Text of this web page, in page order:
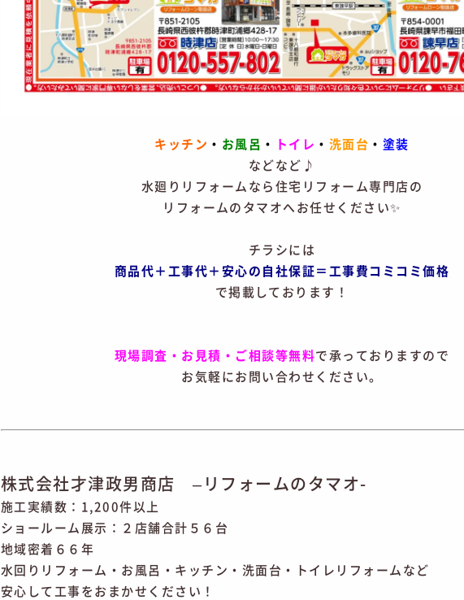
キッチン ・ お風呂 ・ トイレ ・ 洗面台 ・ 塗装
などなど♪
水廻りリフォームなら住宅リフォーム専門店の
リフォームのタマオへお任せください✨
チラシには
商品代＋工事代＋安心の自社保証＝工事費コミコミ価格
で掲載しております！
現場調査・お見積・ご相談等無料で承っておりますので
お気軽にお問い合わせください。
株式会社才津政男商店 –リフォームのタマオ-
施工実績数：1,200件以上
ショールーム展示：２店舗合計５６台
地域密着６６年
水回りリフォーム・お風呂・キッチン・洗面台・トイレリフォームなど
安心して工事をおまかせください！